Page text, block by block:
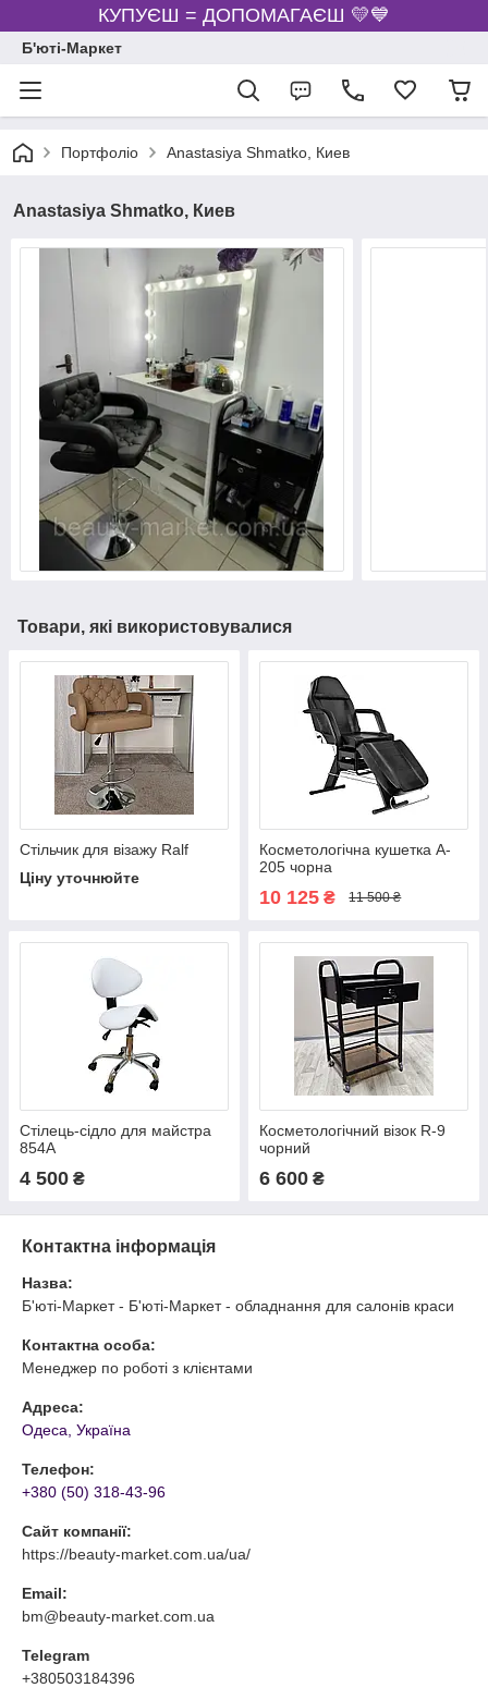
КУПУЄШ = ДОПОМАГАЄШ 💛💙
Б'юті-Маркет
Портфоліо Anastasiya Shmatko, Киев
Anastasiya Shmatko, Киев
Товари, які використовувалися
Стільчик для візажу Ralf
Ціну уточнюйте
Косметологічна кушетка A-
205 чорна
10 125 ₴ 11 500 ₴
Стілець-сідло для майстра
854А
4 500 ₴
Косметологічний візок R-9
чорний
6 600 ₴
Контактна інформація
Назва:
Б'юті-Маркет - Б'юті-Маркет - обладнання для салонів краси
Контактна особа:
Менеджер по роботі з клієнтами
Адреса:
Одеса, Україна
Телефон:
+380 (50) 318-43-96
Сайт компанії:
https://beauty-market.com.ua/ua/
Email:
bm@beauty-market.com.ua
Telegram
+380503184396